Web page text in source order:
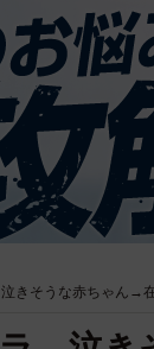
泣きそうな赤ちゃん